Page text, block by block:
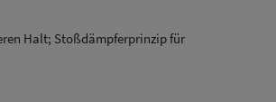
Halt; Stoßdämpferprinzip für